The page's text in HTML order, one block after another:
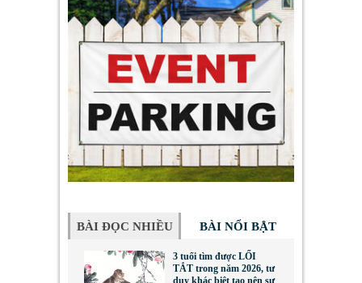
BÀI ĐỌC NHIỀU BÀI NỔI BẬT
3 tuổi tìm được LỐI
TẮT trong năm 2026, tư